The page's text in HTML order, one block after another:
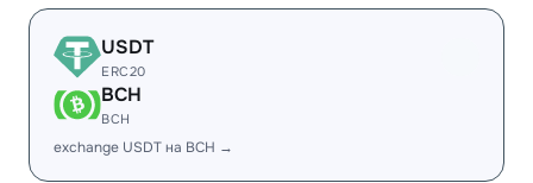
USDT
ERC20
BCH
BCH
exchange USDT на BCH →